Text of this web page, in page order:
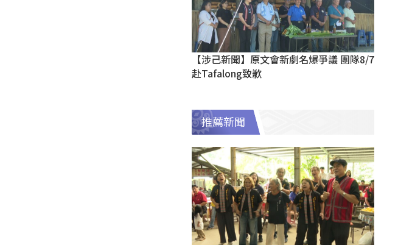
【涉己新聞】原文會新劇名爆爭議 團隊8/7
赴Tafalong致歉
推薦新聞